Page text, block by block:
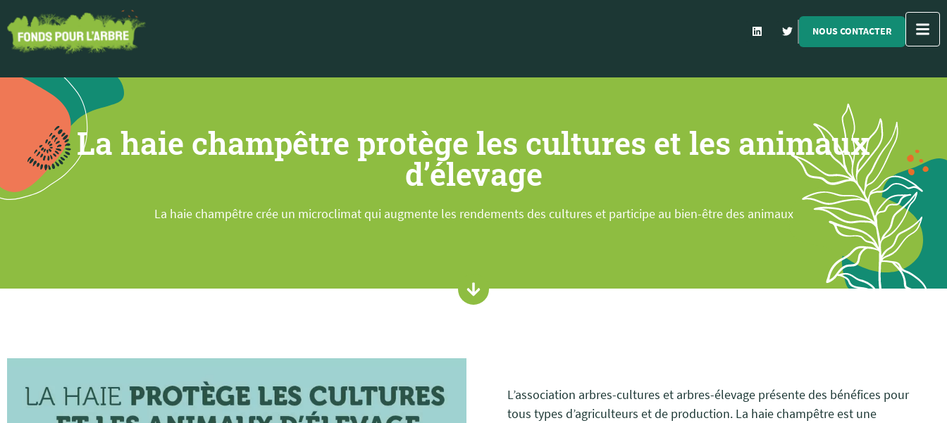
NOUS CONTACTER
La haie champêtre protège les cultures et les animaux
d’élevage
La haie champêtre crée un microclimat qui augmente les rendements des cultures et participe au bien-être des animaux
L’association arbres-cultures et arbres-élevage présente des bénéfices pour
tous types d’agriculteurs et de production. La haie champêtre est une